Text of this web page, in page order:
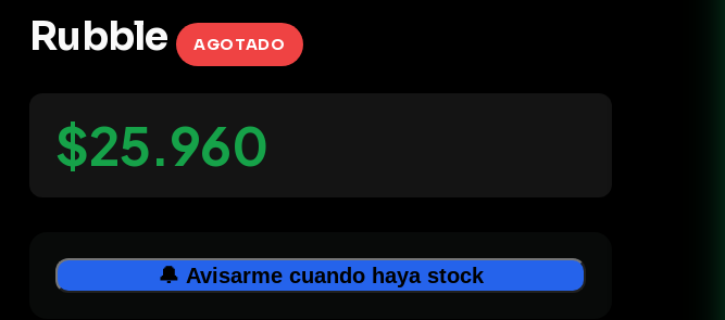
Rubble
AGOTADO
$25.960
🔔 Avisarme cuando haya stock